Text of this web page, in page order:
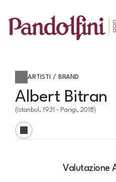
ARTISTI / BRAND
Albert Bitran
(Istanbul, 1931 - Parigi, 2018)
Valutazione